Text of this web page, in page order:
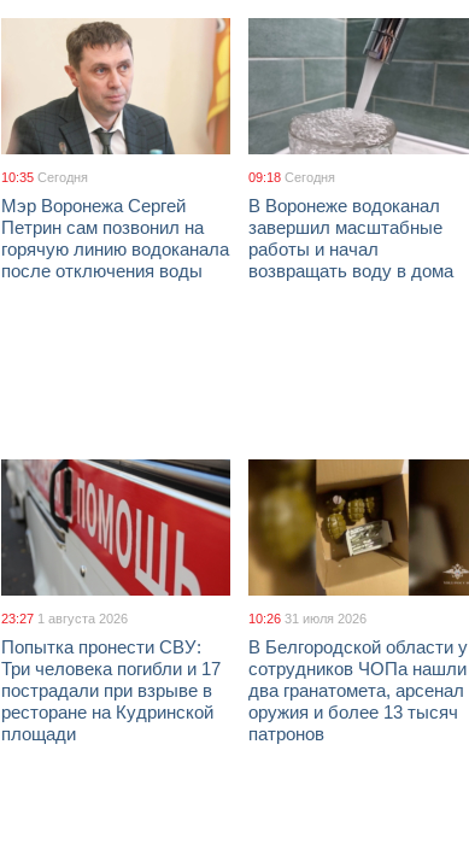
10:35 Сегодня
Мэр Воронежа Сергей
Петрин сам позвонил на
горячую линию водоканала
после отключения воды
09:18 Сегодня
В Воронеже водоканал
завершил масштабные
работы и начал
возвращать воду в дома
23:27 1 августа 2026
Попытка пронести СВУ:
Три человека погибли и 17
пострадали при взрыве в
ресторане на Кудринской
площади
10:26 31 июля 2026
В Белгородской области у
сотрудников ЧОПа нашли
два гранатомета, арсенал
оружия и более 13 тысяч
патронов